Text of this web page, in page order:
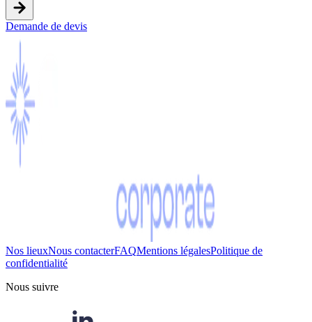
Demande de devis
Nos lieuxNous contacterFAQMentions légalesPolitique de
confidentialité
Nous suivre